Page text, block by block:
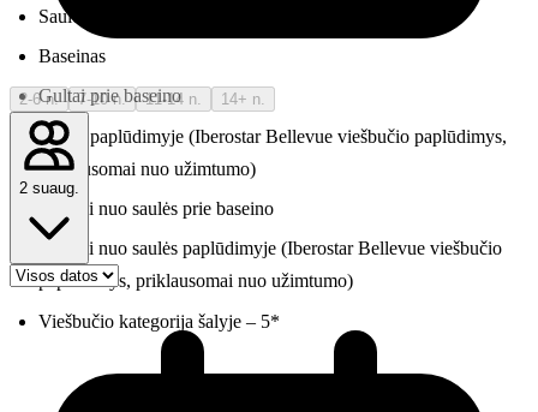
Saulės terasa
Baseinas
Gultai prie baseino
Gultai paplūdimyje (Iberostar Bellevue viešbučio paplūdimys,
priklausomai nuo užimtumo)
Skėčiai nuo saulės prie baseino
Skėčiai nuo saulės paplūdimyje (Iberostar Bellevue viešbučio
paplūdimys, priklausomai nuo užimtumo)
Viešbučio kategorija šalyje – 5*
2-6 n. 7-10 n. 11-14 n. 14+ n.
2 suaug.